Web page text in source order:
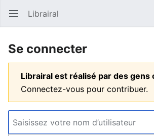
Ouvrir le menu principal Librairal
Se connecter
Librairal est réalisé par des gens
Connectez-vous pour contribuer.